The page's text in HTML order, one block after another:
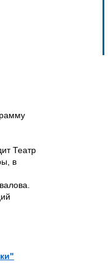
Театр
в